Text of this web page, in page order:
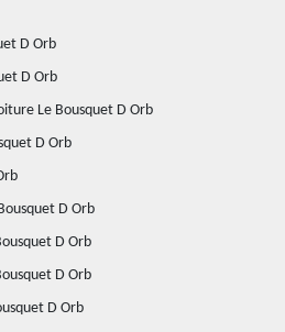
D Orb
D Orb
Le Bousquet D Orb
D Orb
D Orb
D Orb
D Orb
D Orb